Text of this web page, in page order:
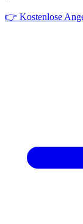
👉 Kostenlose